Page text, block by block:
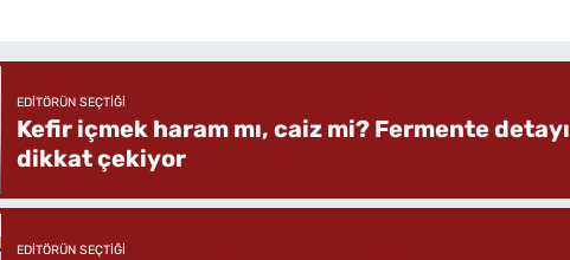
EDITÖRÜN SEÇTIĞI
Kefir içmek haram mı, caiz mi? Fermente detayı
dikkat çekiyor
EDITÖRÜN SEÇTIĞI